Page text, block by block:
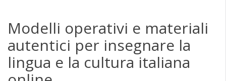
Modelli operativi e materiali
autentici per insegnare la
lingua e la cultura italiana